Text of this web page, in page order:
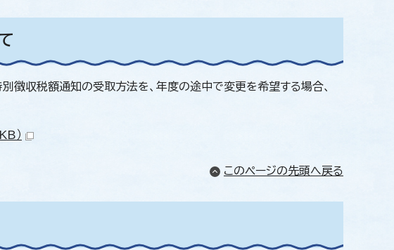
収税額通知の受取方法を、年度の途中で変更を希望する場合、
）
このページの先頭へ戻る